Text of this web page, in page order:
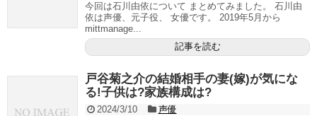
今回は石川由依について まとめてみました。 石川由
依は声優、元子役、 女優です。 2019年5月から
mittmanage...
記事を読む
戸谷菊之介の結婚相手の妻(嫁)が気にな
る!子供は?家族構成は?
2024/3/10
声優